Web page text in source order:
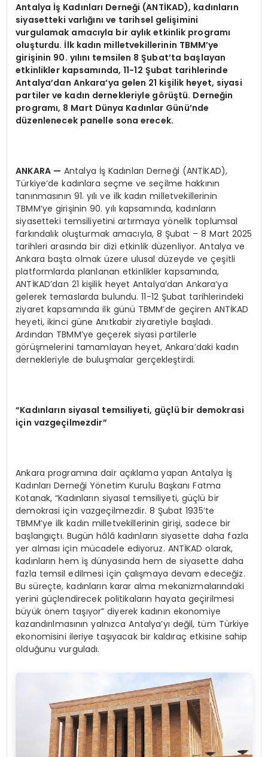
Antalya İş Kadınları Derneği (ANTİKAD), kadınların
siyasetteki varlığını ve tarihsel gelişimini
vurgulamak amacıyla bir aylık etkinlik programı
oluşturdu. İlk kadın milletvekillerinin TBMM’ye
girişinin 90. yılını temsilen 8Şubat’ta başlayan
etkinlikler kapsamında, 11-12 Şubat tarihlerinde
Antalya’dan Ankara’ya gelen 21 kişilik heyet, siyasi
partiler ve kadın dernekleriyle görüştü. Derneğin
programı, 8 Mart Dünya Kadınlar Günü’nde
düzenlenecek panelle sona erecek.
ANKARA — Antalya İş Kadınları Derneği (ANTİKAD),
Türkiye’de kadınlara seçme ve seçilme hakkının
tanınmasının 91. yılı ve ilk kadın milletvekillerinin
TBMM’ye girişinin 90. yılı kapsamında, kadınların
siyasetteki temsiliyetini artırmaya yönelik toplumsal
farkındalık oluşturmak amacıyla, 8 Şubat – 8 Mart 2025
tarihleri arasında bir dizi etkinlik düzenliyor. Antalya ve
Ankara başta olmak üzere ulusal düzeyde ve çeşitli
platformlarda planlanan etkinlikler kapsamında,
ANTİKAD’dan 21 kişilik heyet Antalya’dan Ankara’ya
gelerek temaslarda bulundu. 11-12 Şubat tarihlerindeki
ziyaret kapsamında ilk günü TBMM’de geçiren ANTİKAD
heyeti, ikinci güne Anıtkabir ziyaretiyle başladı.
Ardından TBMM’ye geçerek siyasi partilerle
görüşmelerini tamamlayan heyet, Ankara’daki kadın
dernekleriyle de buluşmalar gerçekleştirdi.
“Kadınların siyasal temsiliyeti, güçlü bir demokrasi
için vazgeçilmezdir”
Ankara programına dair açıklama yapan Antalya İş
Kadınları Derneği Yönetim Kurulu Başkanı Fatma
Kotanak, “Kadınların siyasal temsiliyeti, güçlü bir
demokrasi için vazgeçilmezdir. 8 Şubat 1935’te
TBMM’ye ilk kadın milletvekillerinin girişi, sadece bir
başlangıçtı. Bugün hâlâ kadınların siyasette daha fazla
yer alması için mücadele ediyoruz. ANTİKAD olarak,
kadınların hem iş dünyasında hem de siyasette daha
fazla temsil edilmesi için çalışmaya devam edeceğiz.
Bu süreçte, kadınların karar alma mekanizmalarındaki
yerini güçlendirecek politikaların hayata geçirilmesi
büyük önem taşıyor” diyerek kadının ekonomiye
kazandırılmasının yalnızca Antalya’yı değil, tüm Türkiye
ekonomisini ileriye taşıyacak bir kaldıraç etkisine sahip
olduğunu vurguladı.